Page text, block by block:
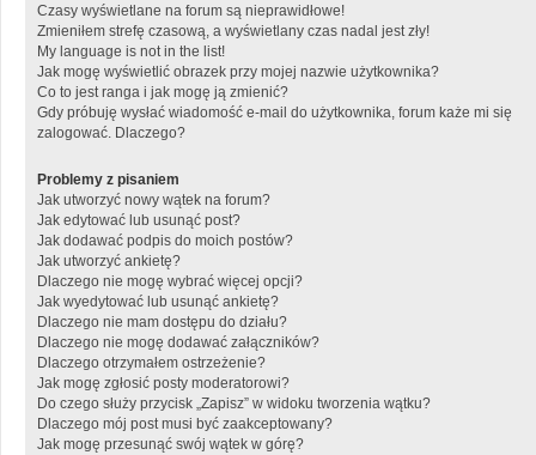
Czasy wyświetlane na forum są nieprawidłowe!
Zmieniłem strefę czasową, a wyświetlany czas nadal jest zły!
My language is not in the list!
Jak mogę wyświetlić obrazek przy mojej nazwie użytkownika?
Co to jest ranga i jak mogę ją zmienić?
Gdy próbuję wysłać wiadomość e-mail do użytkownika, forum każe mi się
zalogować. Dlaczego?
Problemy z pisaniem
Jak utworzyć nowy wątek na forum?
Jak edytować lub usunąć post?
Jak dodawać podpis do moich postów?
Jak utworzyć ankietę?
Dlaczego nie mogę wybrać więcej opcji?
Jak wyedytować lub usunąć ankietę?
Dlaczego nie mam dostępu do działu?
Dlaczego nie mogę dodawać załączników?
Dlaczego otrzymałem ostrzeżenie?
Jak mogę zgłosić posty moderatorowi?
Do czego służy przycisk „Zapisz” w widoku tworzenia wątku?
Dlaczego mój post musi być zaakceptowany?
Jak mogę przesunąć swój wątek w górę?